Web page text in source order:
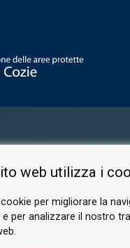
web utilizza i
per migliorare la
e per analizzare il nostro